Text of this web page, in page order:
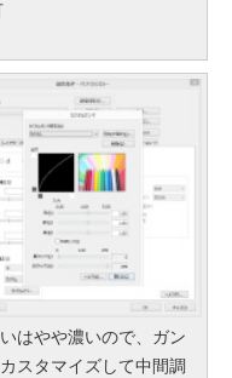
はやや濃いので、ガン
スタマイズして中間調